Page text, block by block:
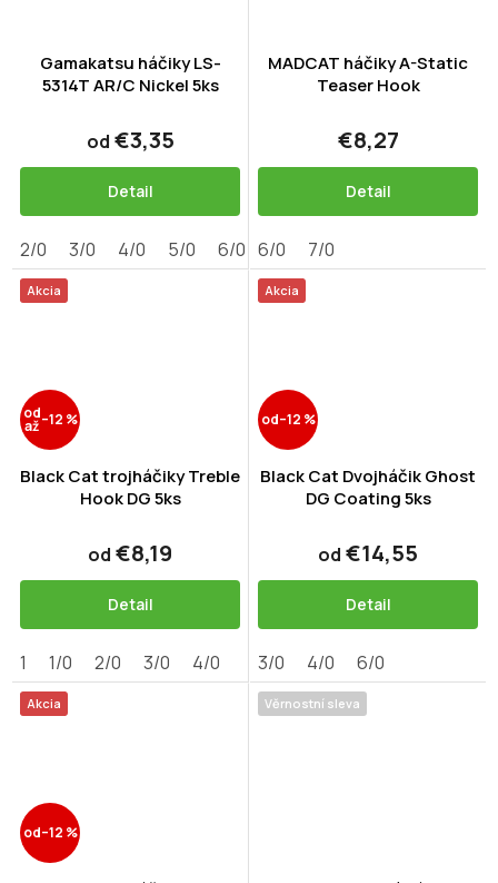
Gamakatsu háčiky LS-
5314T AR/C Nickel 5ks
od €3,35
Detail
2/0 3/0 4/0 5/0 6/0
MADCAT háčiky A-Static
Teaser Hook
€8,27
Detail
6/0 7/0
Akcia
od
až–12 %
Black Cat trojháčiky Treble
Hook DG 5ks
od €8,19
Detail
1 1/0 2/0 3/0 4/0
Akcia
od–12 %
Black Cat Dvojháčik Ghost
DG Coating 5ks
od €14,55
Detail
3/0 4/0 6/0
Akcia
od–12 %
Věrnostní sleva